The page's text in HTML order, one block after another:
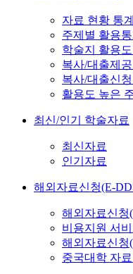
자료 현황 통계
주제별 활용
학술지 활용
복사/대출제
복사/대출신
활용도 높은
최신/인기 학술자료
최신자료
인기자료
해외자료신청(E-
해외자료신청
비용지원 서
해외자료신청
중국대학 자